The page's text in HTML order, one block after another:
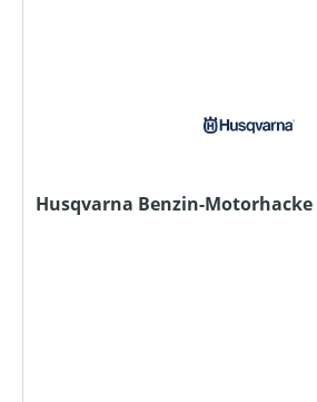
Husqvarna Benzin-Motorhacke